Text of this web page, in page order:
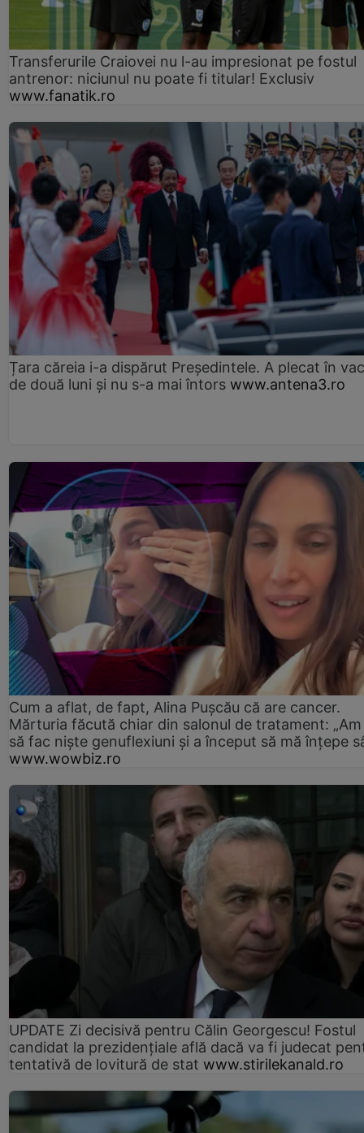
Transferurile Craiovei nu l-au impresionat pe fostul
antrenor: niciunul nu poate fi titular! Exclusiv
www.fanatik.ro
Țara căreia i-a dispărut Președintele. A plecat în
de două luni și nu s-a mai întors www.antena3.ro
Cum a aflat, de fapt, Alina Pușcău că are cancer.
Mărturia făcută chiar din salonul de tratament:
să fac niște genuflexiuni și a început să mă înțepe
www.wowbiz.ro
UPDATE Zi decisivă pentru Călin Georgescu! Fostul
candidat la prezidențiale află dacă va fi judecat
tentativă de lovitură de stat www.stirilekanald.ro